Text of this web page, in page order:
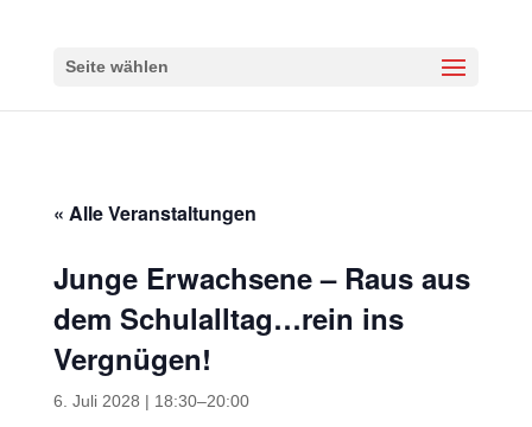
Seite wählen
« Alle Veranstaltungen
Junge Erwachsene – Raus aus
dem Schulalltag…rein ins
Vergnügen!
6. Juli 2028 | 18:30–20:00